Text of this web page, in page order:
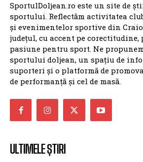
SportulDoljean.ro este un site de
sportului. Reflectăm activitatea
și evenimentelor sportive din
județul, cu accent pe
pasiune pentru sport. Ne
sportului doljean, un spațiu de
suporteri și o platformă de
de performanță și cel de masă.
ULTIMELE ȘTIRI